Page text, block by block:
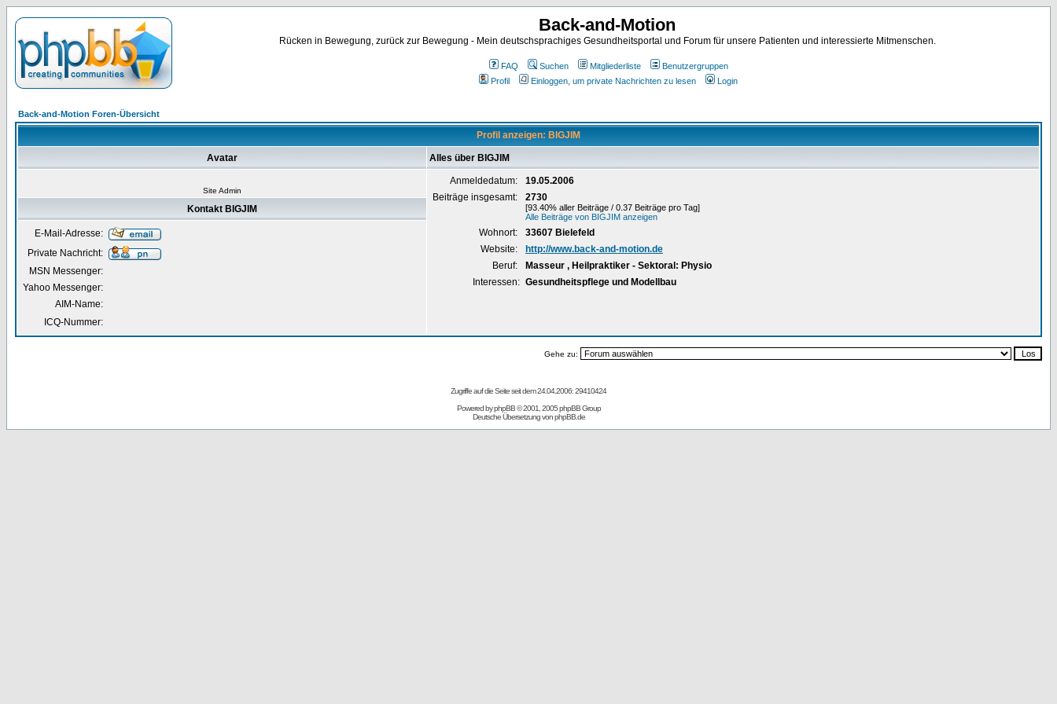
Back-and-Motion
Rücken in Bewegung, zurück zur Bewegung - Mein deutschsprachiges Gesundheitsportal und Forum für unsere Patienten und interessierte Mitmenschen.
FAQ Suchen Mitgliederliste
Benutzergruppen
Profil
Einloggen, um private Nachrichten zu lesen Login
Back-and-Motion Foren-Übersicht
Profil anzeigen: BIGJIM
Avatar Alles über BIGJIM
Site Admin
Anmeldedatum:
19.05.2006
Beiträge insgesamt:
2730
[93.40% aller Beiträge / 0.37 Beiträge pro Tag]
Alle Beiträge von BIGJIM anzeigen
Wohnort:
33607 Bielefeld
Website:
http://www.back-and-motion.de
Beruf:
Masseur , Heilpraktiker - Sektoral: Physio
Interessen: Gesundheitspflege und Modellbau
Kontakt BIGJIM
E-Mail-Adresse:
Private Nachricht:
MSN Messenger:
Yahoo Messenger:
AIM-Name:
ICQ-Nummer:
Gehe zu:
Zugriffe auf die Seite seit dem 24.04.2006: 29410424
Powered byphpBB© 2001, 2005 phpBB Group
Deutsche Übersetzung vonphpBB.de